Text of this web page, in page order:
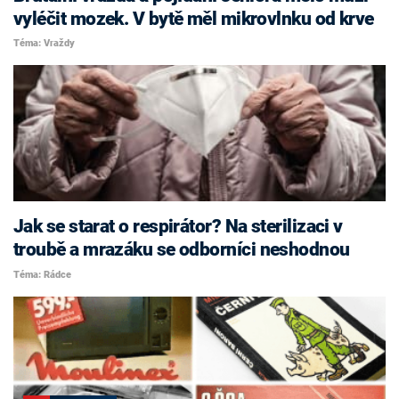
vyléčit mozek. V bytě měl mikrovlnku od krve
Téma: Vraždy
Jak se starat o respirátor? Na sterilizaci v
troubě a mrazáku se odborníci neshodnou
Téma: Rádce